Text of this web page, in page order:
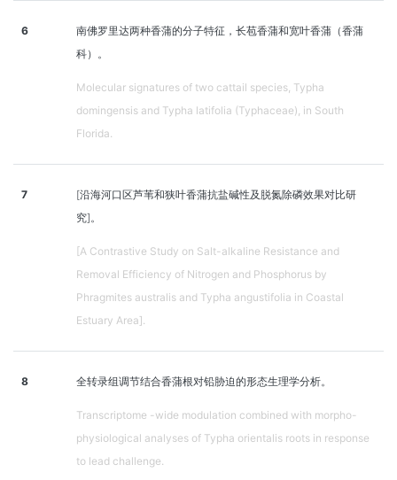
6
南佛罗里达两种香蒲的分子特征，长苞香蒲和宽叶香蒲（香蒲
科）。
Molecular signatures of two cattail species, Typha
domingensis and Typha latifolia (Typhaceae), in South
Florida.
7
[沿海河口区芦苇和狭叶香蒲抗盐碱性及脱氮除磷效果对比研
究]。
[A Contrastive Study on Salt-alkaline Resistance and
Removal Efficiency of Nitrogen and Phosphorus by
Phragmites australis and Typha angustifolia in Coastal
Estuary Area].
8 全转录组调节结合香蒲根对铅胁迫的形态生理学分析。
Transcriptome -wide modulation combined with morpho-
physiological analyses of Typha orientalis roots in response
to lead challenge.